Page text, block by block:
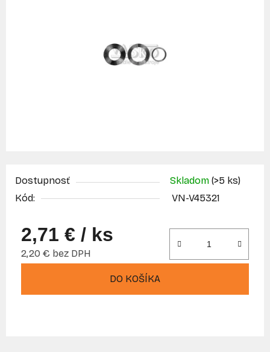
Dostupnosť Skladom (>5 ks)
Kód:
VN-V45321
2,71 € / ks
2,20 € bez DPH
DO KOŠÍKA